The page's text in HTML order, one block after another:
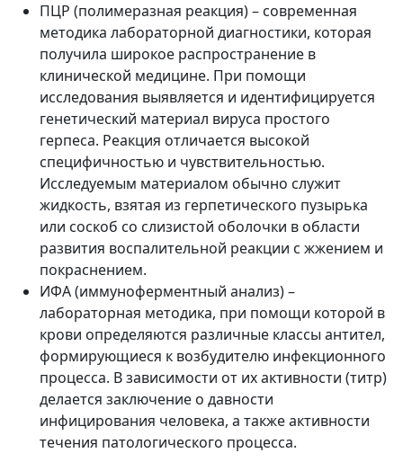
ПЦР (полимеразная реакция) – современная
методика лабораторной диагностики, которая
получила широкое распространение в
клинической медицине. При помощи
исследования выявляется и идентифицируется
генетический материал вируса простого
герпеса. Реакция отличается высокой
специфичностью и чувствительностью.
Исследуемым материалом обычно служит
жидкость, взятая из герпетического пузырька
или соскоб со слизистой оболочки в области
развития воспалительной реакции с жжением и
покраснением.
ИФА (иммуноферментный анализ) –
лабораторная методика, при помощи которой в
крови определяются различные классы антител,
формирующиеся к возбудителю инфекционного
процесса. В зависимости от их активности (титр)
делается заключение о давности
инфицирования человека, а также активности
течения патологического процесса.